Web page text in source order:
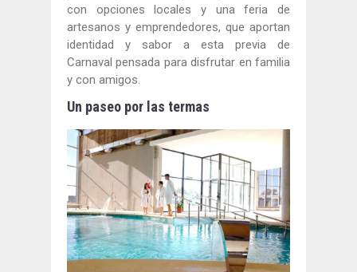
con opciones locales y una feria de
artesanos y emprendedores, que aportan
identidad y sabor a esta previa de
Carnaval pensada para disfrutar en familia
y con amigos.
Un paseo por las termas